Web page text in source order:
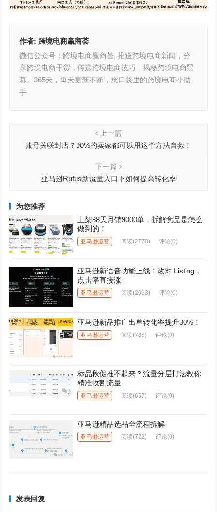
作者: 跨境电商赢商荟
微信公众号：跨境电商赢商荟, 推送跨境电商新闻，分
享跨境电商干货，传递跨境电商技巧，揭秘跨境电商黑
幕。365天，每天更新不断，您口袋里的跨境电商小助
手
上一篇
账号关联封店？90%的卖家都可以用这个方法自救！
下一篇
亚马逊Rufus新流量入口下如何提高转化率
为您推荐
上架88天月销9000单，拆解竞品是怎么
做到的！
亚马逊运营 阅读(2778) 评论(0)
亚马逊新语音功能上线！改对 Listing，
点击率直接涨
亚马逊运营 阅读(2663) 评论(0)
亚马逊新品推广出单转化率提升30%！
亚马逊运营 阅读(785) 评论(0)
标品秋促推不起来？流量分层打法教你
精准收割流量
亚马逊运营 阅读(657) 评论(0)
亚马逊精品选品全流程拆解
亚马逊运营 阅读(722) 评论(0)
发表回复